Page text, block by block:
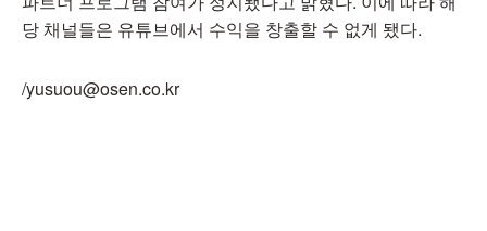
당 채널들은 유튜브에서 수익을 창출할 수 없게 됐다.
/yusuou@osen.co.kr